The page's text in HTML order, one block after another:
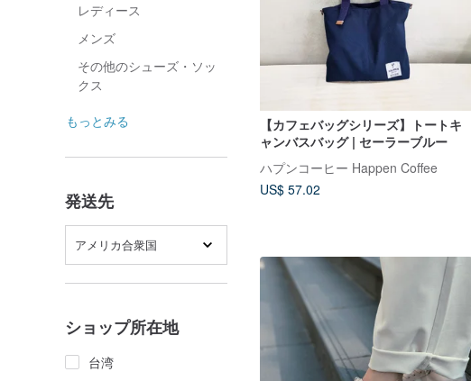
レディース
メンズ
その他のシューズ・ソッ
クス
もっとみる
発送先
アメリカ合衆国
ショップ所在地
台湾
【カフェバッグシリーズ】トートキ
ャンバスバッグ | セーラーブルー
ハプンコーヒー Happen Coffee
US$ 57.02